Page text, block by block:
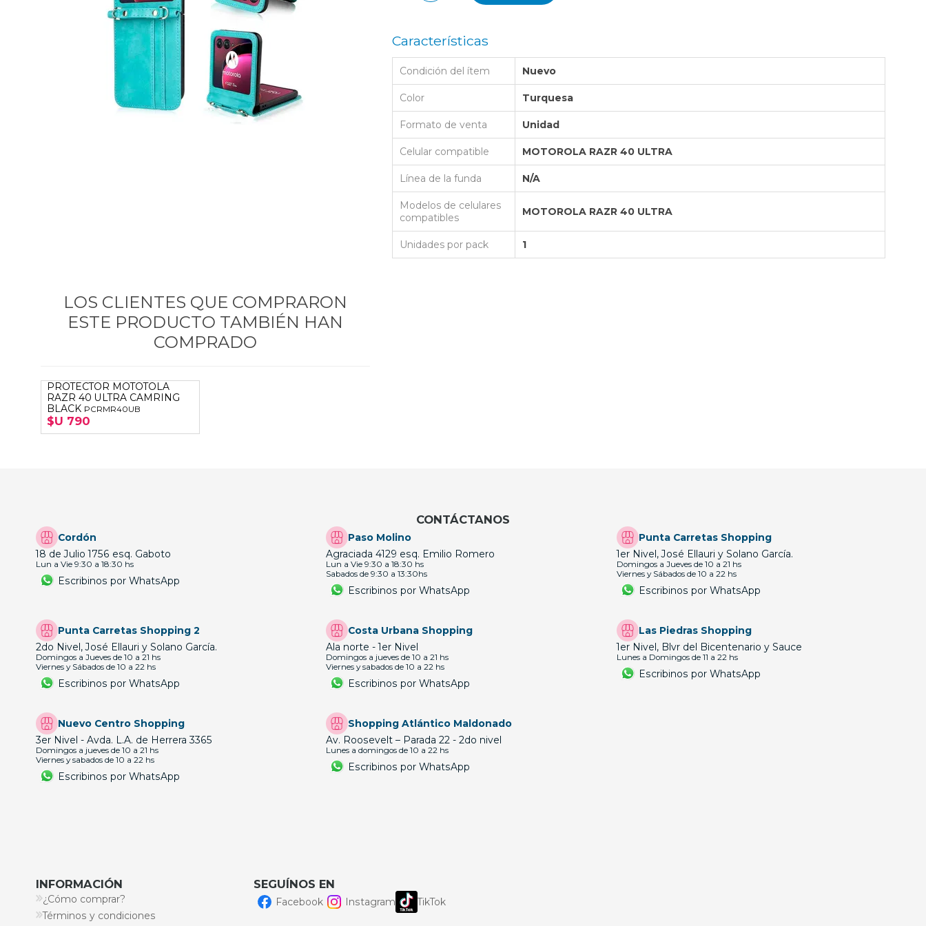
GUESS
KARL LAGERFELD
LACOSTE
MERCEDES BENZ - AMG
SILICONA MAGSAFE SIMIL
ORIGINAL IPHONE
Atlántico Shopping - Maldonado
Características
Condición del ítem Nuevo
Color Turquesa
Formato de venta Unidad
Celular compatible MOTOROLA RAZR 40 ULTRA
Línea de la funda N/A
Modelos de celulares
compatibles
MOTOROLA RAZR 40 ULTRA
Unidades por pack 1
LOS CLIENTES QUE COMPRARON
ESTE PRODUCTO TAMBIÉN HAN
COMPRADO
PROTECTOR MOTOTOLA
RAZR 40 ULTRA CAMRING
BLACK PCRMR40UB
$U 790
CONTÁCTANOS
Cordón
18 de Julio 1756 esq. Gaboto
Lun a Vie 9:30 a 18:30 hs
Escribinos por WhatsApp
Paso Molino
Agraciada 4129 esq. Emilio Romero
Lun a Vie 9:30 a 18:30 hs
Sabados de 9:30 a 13:30hs
Escribinos por WhatsApp
Punta Carretas Shopping
1er Nivel, José Ellauri y Solano García.
Domingos a Jueves de 10 a 21 hs
Viernes y Sábados de 10 a 22 hs
Escribinos por WhatsApp
Punta Carretas Shopping 2
2do Nivel, José Ellauri y Solano García.
Domingos a Jueves de 10 a 21 hs
Viernes y Sábados de 10 a 22 hs
Escribinos por WhatsApp
Costa Urbana Shopping
Ala norte - 1er Nivel
Domingos a jueves de 10 a 21 hs
Viernes y sabados de 10 a 22 hs
Escribinos por WhatsApp
Las Piedras Shopping
1er Nivel, Blvr del Bicentenario y Sauce
Lunes a Domingos de 11 a 22 hs
Escribinos por WhatsApp
Nuevo Centro Shopping
3er Nivel - Avda. L.A. de Herrera 3365
Domingos a jueves de 10 a 21 hs
Viernes y sabados de 10 a 22 hs
Escribinos por WhatsApp
Shopping Atlántico Maldonado
Av. Roosevelt – Parada 22 - 2do nivel
Lunes a domingos de 10 a 22 hs
Escribinos por WhatsApp
INFORMACIÓN
¿Cómo comprar?
Términos y condiciones
SEGUÍNOS EN
Facebook Instagram TikTok